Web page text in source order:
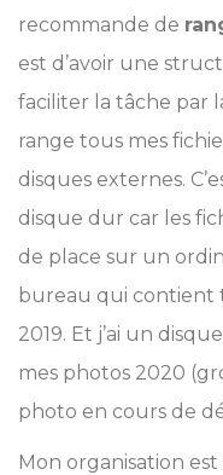
recommande de
est d’avoir une
faciliter la tâche par
range tous mes
disques externes.
disque dur car les
de place sur un
bureau qui contient
2019. Et j’ai un
mes photos 2020
photo en cours de
Mon organisation